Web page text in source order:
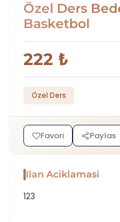
Özel Ders
Basketbol
222 ₺
Özel Ders
Favori Paylas
Ilan Aciklamasi
123